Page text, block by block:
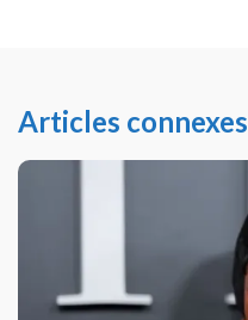
Articles connexes